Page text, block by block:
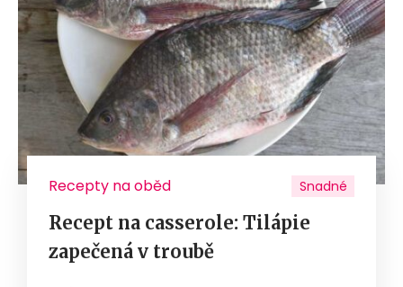
Recepty na oběd Snadné
Recept na casserole: Tilápie
zapečená v troubě